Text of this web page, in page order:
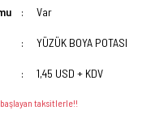
Var
YÜZÜK BOYA POTASI
1,45 USD + KDV
taksitlerle!!